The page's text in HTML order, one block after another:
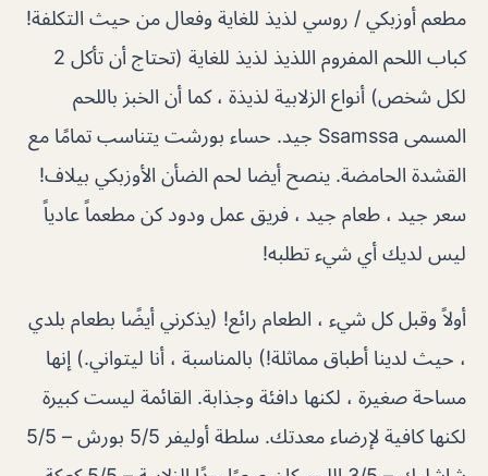
مطعم أوزبكي / روسي لذيذ للغاية وفعال من حيث التكلفة!
كباب اللحم المفروم اللذيذ لذيذ للغاية (تحتاج أن تأكل 2
لكل شخص) أنواع الزلابية لذيذة ، كما أن الخبز باللحم
المسمى Ssamssa جيد. حساء بورشت يتناسب تمامًا مع
القشدة الحامضة. ينصح أيضا لحم الضأن الأوزبكي بيلاف!
سعر جيد ، طعام جيد ، فريق عمل ودود كن مطعماً عادياً
ليس لديك أي شيء تطلبه!
أولاً وقبل كل شيء ، الطعام رائع! (يذكرني أيضًا بطعام بلدي
، حيث لدينا أطباق مماثلة!) بالمناسبة ، أنا ليتواني.) إنها
مساحة صغيرة ، لكنها دافئة وجذابة. القائمة ليست كبيرة
لكنها كافية لإرضاء معدتك. سلطة أوليفر 5/5 بورش – 5/5